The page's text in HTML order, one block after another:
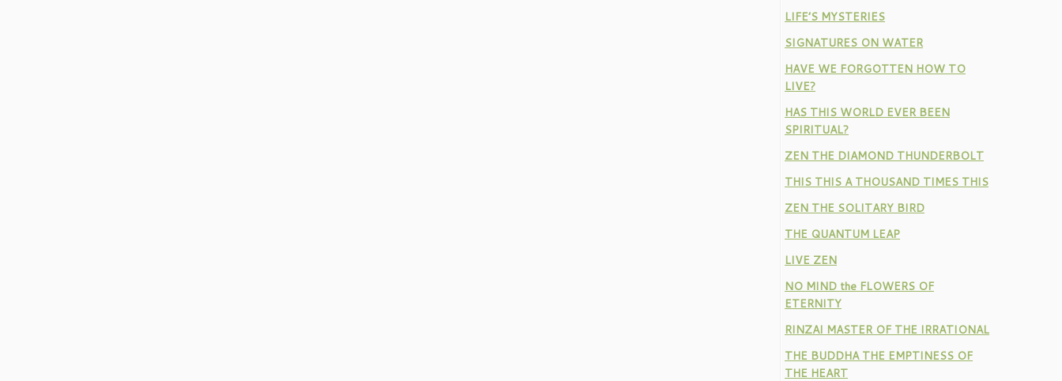
LIFE’S MYSTERIES
SIGNATURES ON WATER
HAVE WE FORGOTTEN HOW TO
LIVE?
HAS THIS WORLD EVER BEEN
SPIRITUAL?
ZEN THE DIAMOND THUNDERBOLT
THIS THIS A THOUSAND TIMES THIS
ZEN THE SOLITARY BIRD
THE QUANTUM LEAP
LIVE ZEN
NO MIND the FLOWERS OF
ETERNITY
RINZAI MASTER OF THE IRRATIONAL
THE BUDDHA THE EMPTINESS OF
THE HEART